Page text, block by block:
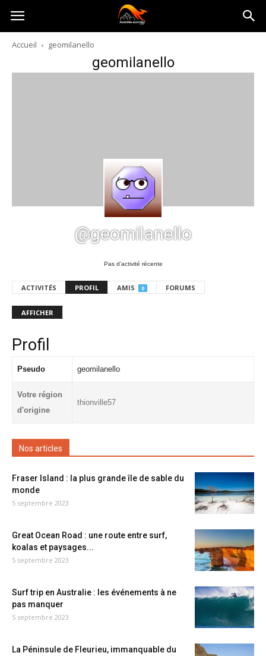
Australia-
australie.com
Accueil geomilanello
geomilanello
@geomilanello
Pas d’activité récente
ACTIVITÉS PROFIL AMIS 0 FORUMS
AFFICHER
Profil
Pseudo geomilanello
Votre région
d'origine
thionville57
Nos articles
Fraser Island : la plus grande île de sable du
monde
5 septembre 2023
Great Ocean Road : une route entre surf,
koalas et paysages...
5 septembre 2023
Surf trip en Australie : les événements à ne
pas manquer
5 septembre 2023
La Péninsule de Fleurieu, immanquable du